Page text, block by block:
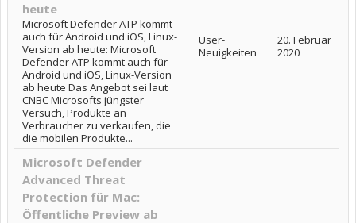
heute
Microsoft Defender ATP kommt
auch für Android und iOS, Linux-
Version ab heute: Microsoft
Defender ATP kommt auch für
Android und iOS, Linux-Version
ab heute Das Angebot sei laut
CNBC Microsofts jüngster
Versuch, Produkte an
Verbraucher zu verkaufen, die
die mobilen Produkte...
User-
Neuigkeiten
20. Februar
2020
Microsoft Defender
Advanced Threat
Protection für Mac:
Öffentliche Preview ab